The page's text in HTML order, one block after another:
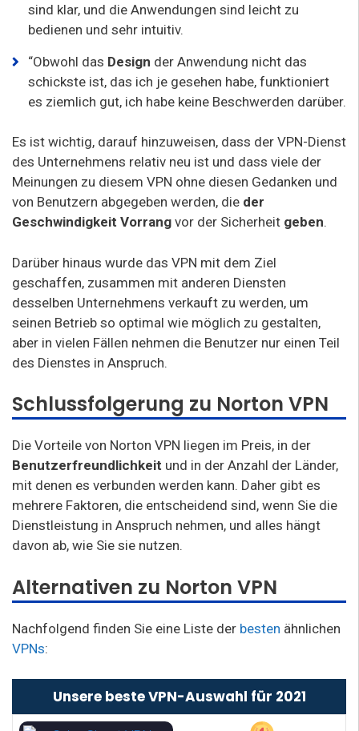
sind klar, und die Anwendungen sind leicht zu
bedienen und sehr intuitiv.
“Obwohl das Design der Anwendung nicht das
schickste ist, das ich je gesehen habe, funktioniert
es ziemlich gut, ich habe keine Beschwerden darüber.
Es ist wichtig, darauf hinzuweisen, dass der VPN-Dienst
des Unternehmens relativ neu ist und dass viele der
Meinungen zu diesem VPN ohne diesen Gedanken und
von Benutzern abgegeben werden, die der
Geschwindigkeit Vorrang vor der Sicherheit geben.
Darüber hinaus wurde das VPN mit dem Ziel
geschaffen, zusammen mit anderen Diensten
desselben Unternehmens verkauft zu werden, um
seinen Betrieb so optimal wie möglich zu gestalten,
aber in vielen Fällen nehmen die Benutzer nur einen Teil
des Dienstes in Anspruch.
Schlussfolgerung zu Norton VPN
Die Vorteile von Norton VPN liegen im Preis, in der
Benutzerfreundlichkeit und in der Anzahl der Länder,
mit denen es verbunden werden kann. Daher gibt es
mehrere Faktoren, die entscheidend sind, wenn Sie die
Dienstleistung in Anspruch nehmen, und alles hängt
davon ab, wie Sie sie nutzen.
Alternativen zu Norton VPN
Nachfolgend finden Sie eine Liste der besten ähnlichen
VPNs:
Unsere beste VPN-Auswahl für 2021